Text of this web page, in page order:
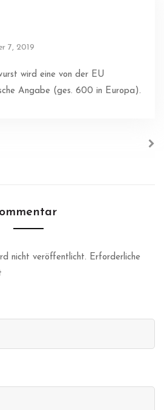
7, 2019
wird eine von der EU
Angabe (ges. 600 in Europa).
nicht veröffentlicht. Erforderliche